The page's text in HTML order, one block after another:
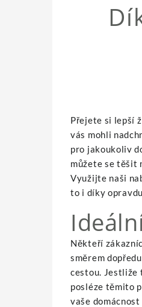
Přejete si lepší
vás mohli
pro jakoukoliv
můžete se těšit
Využijte naši
to i díky
Někteří
směrem
cestou. Jestliže
posléze těmito
vaše